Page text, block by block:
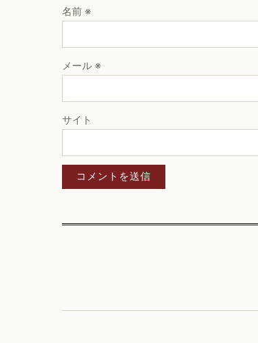
名前 ※
メール ※
サイト